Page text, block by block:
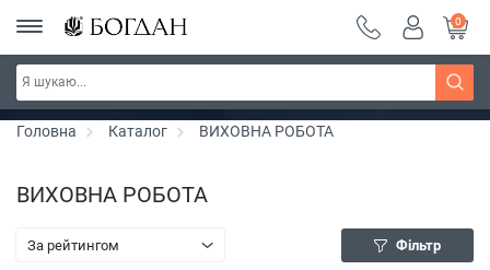
РОЗПРОДАЖ ~ 150 грн ~ 200 грн ~ 250 грн ~
300 грн ~ РОЗПРОДАЖ
Дізнатись більше
0
Головна Каталог ВИХОВНА РОБОТА
ВИХОВНА РОБОТА
За рейтингом Фільтр